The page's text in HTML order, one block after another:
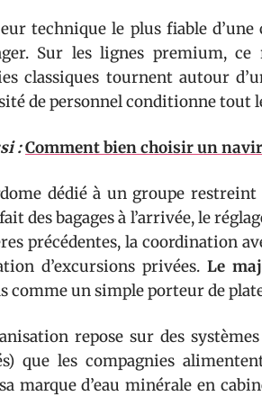
technique le plus fiable
Sur les lignes premium,
classiques tournent autour
de personnel conditionne tout
:Comment bien choisir un
dédié à un groupe restreint
des bagages à l’arrivée, le
précédentes, la coordination
d’excursions privées. Le
comme un simple porteur de
repose sur des
que les compagnies
marque d’eau minérale en